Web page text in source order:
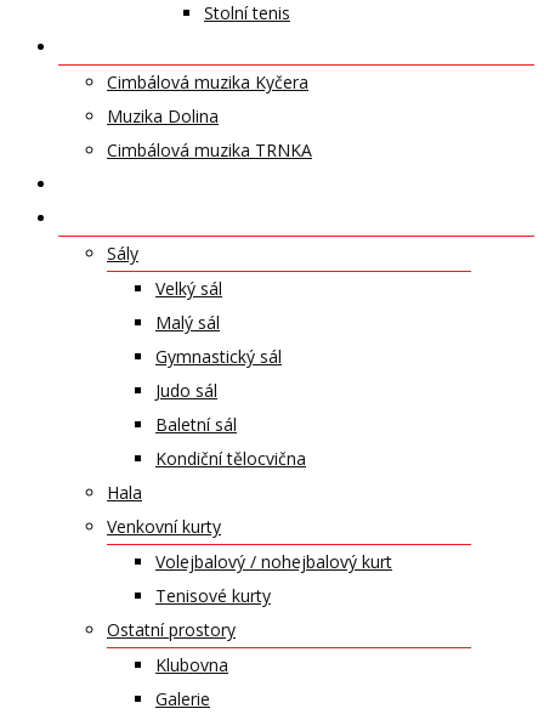
Stolní tenis
Cimbálová muzika Kyčera
Muzika Dolina
Cimbálová muzika TRNKA
Sály
Velký sál
Malý sál
Gymnastický sál
Judo sál
Baletní sál
Kondiční tělocvična
Hala
Venkovní kurty
Volejbalový / nohejbalový kurt
Tenisové kurty
Ostatní prostory
Klubovna
Galerie